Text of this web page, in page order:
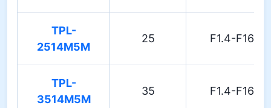
TPL-
2514M5M
25 F1.4-F16
TPL-
3514M5M
35 F1.4-F16